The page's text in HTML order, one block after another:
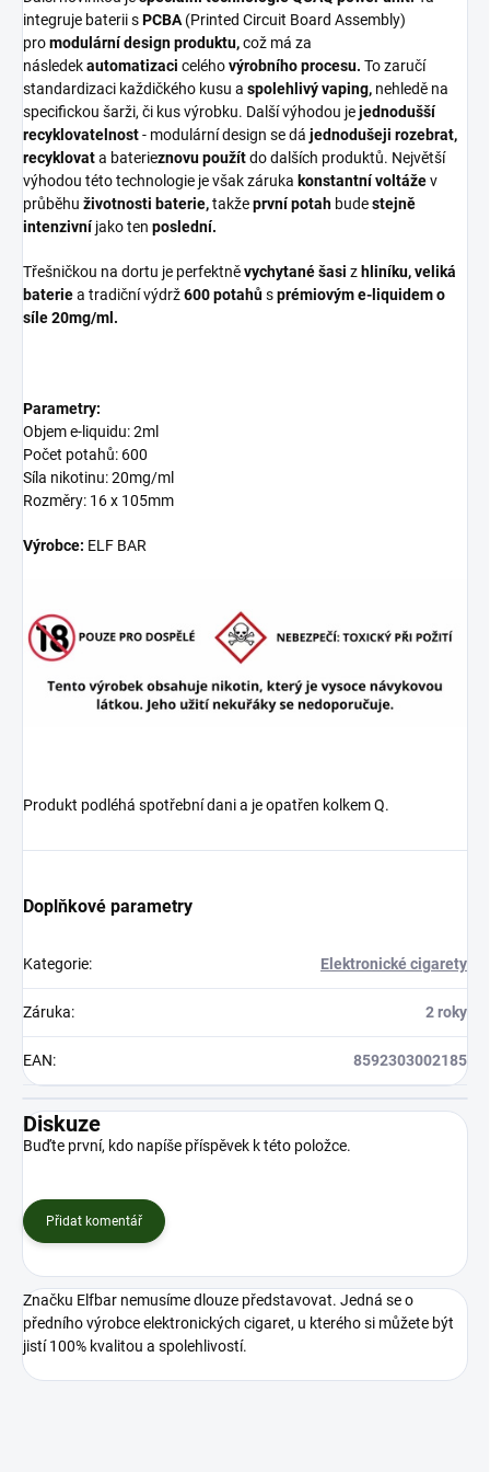
integruje baterii sPCBA (Printed Circuit Board Assembly)
promodulární design produktu,což má za
následekautomatizaci celéhovýrobního procesu. To zaručí
standardizaci každičkého kusu a spolehlivý vaping, nehledě na
specifickou šarži, či kus výrobku. Další výhodou jejednodušší
recyklovatelnost- modulární design se dá jednodušeji rozebrat,
recyklovata baterieznovu použítdo dalších produktů. Největší
výhodou této technologie je však záruka konstantní voltážev
průběhu životnosti baterie,takžeprvní potah budestejně
intenzivní jako ten poslední.
Třešničkou na dortu je perfektněvychytané šasi z hliníku, veliká
bateriea tradiční výdrž600 potahůsprémiovým e-liquidem o
síle 20mg/ml.
Parametry:
Objem e-liquidu: 2ml
Počet potahů: 600
Síla nikotinu: 20mg/ml
Rozměry: 16 x 105mm
Výrobce: ELF BAR
Produkt podléhá spotřební dani a je opatřen kolkem Q.
Doplňkové parametry
Kategorie: Elektronické cigarety
Záruka: 2 roky
EAN: 8592303002185
Diskuze
Buďte první, kdo napíše příspěvek k této položce.
Přidat komentář
Značku Elfbar nemusíme dlouze představovat. Jedná se o
předního výrobce elektronických cigaret, u kterého si můžete být
jistí 100% kvalitou a spolehlivostí.